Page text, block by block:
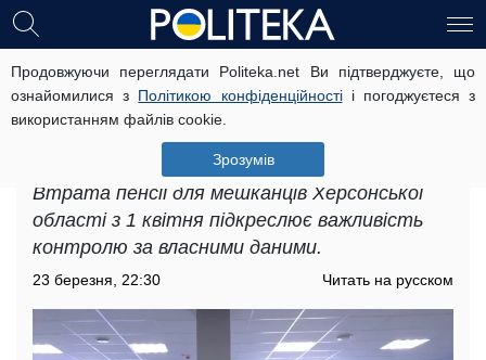
Продовжуючи переглядати Politeka.net Ви підтверджуєте, що
ознайомилися з Політикою конфіденційностіі погоджуєтеся з
використанням файлів cookie.
Зрозумів
Втрата пенсії для мешканців
Херсонської області з 1 квітня: що
варто зробити, щоб цього не
Втрата пенсії для мешканців Херсонської
області з 1 квітня підкреслює важливість
контролю за власними даними.
23 березня, 22:30 Читать на русском